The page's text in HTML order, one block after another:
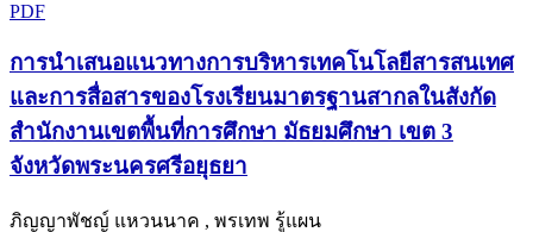
PDF
การนำเสนอแนวทางการบริหารเทคโนโลยีสารสนเทศ
และการสื่อสารของโรงเรียนมาตรฐานสากลในสังกัด
สำนักงานเขตพื้นที่การศึกษา มัธยมศึกษา เขต 3
จังหวัดพระนครศรีอยุธยา
ภิญญาพัชญ์ แหวนนาค , พรเทพ รู้แผน